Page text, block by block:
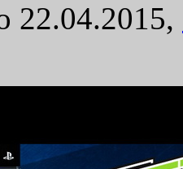
22.04.2015,